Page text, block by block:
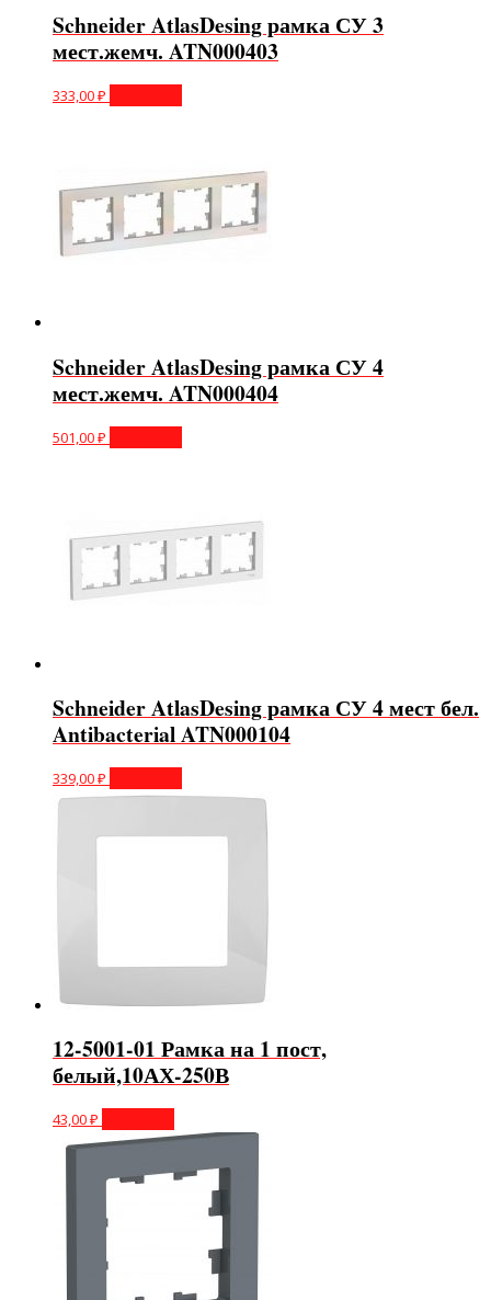
Schneider AtlasDesing рамка СУ 3
мест.жемч. ATN000403
333,00₽
Schneider AtlasDesing рамка СУ 4
мест.жемч. ATN000404
501,00₽
Schneider AtlasDesing рамка СУ 4 мест бел.
Antibacterial ATN000104
339,00₽
12-5001-01 Рамка на 1 пост,
белый,10АХ-250В
43,00₽